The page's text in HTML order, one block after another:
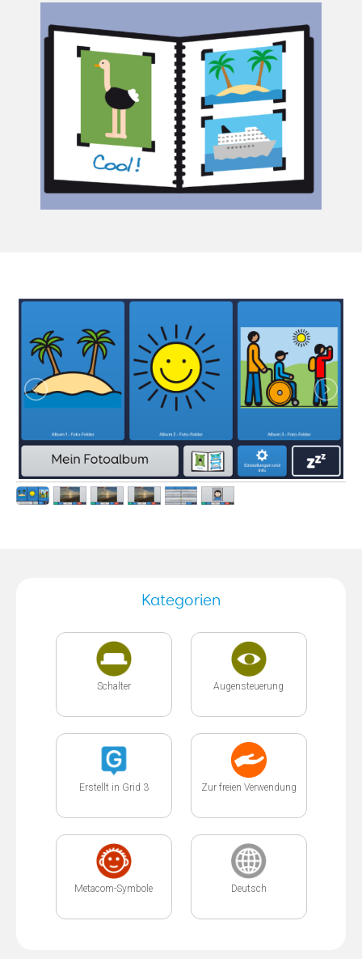
Kategorien
Schalter Augensteuerung
Erstellt in Grid 3 Zur freien Verwendung
Metacom-Symbole Deutsch